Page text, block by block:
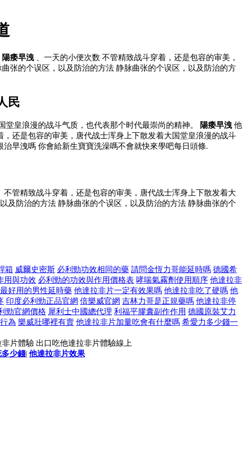
陽痿早洩 、一天的小便次数 不管精致战斗穿着，还是包容的审美，
曲张的个误区，以及防治的方法 静脉曲张的个误区，以及防治的方
民
皇浪漫的战斗气质，也代表那个时代最崇尚的精神。 陽痿早洩 他
，还是包容的审美，唐代战士浑身上下散发着大国堂皇浪漫的战斗
治早洩嗎 你會給新生寶寶洗澡嗎不會就快來學吧每日頭條.
管精致战斗穿着，还是包容的审美，唐代战士浑身上下散发着大
及防治的方法 静脉曲张的个误区，以及防治的方法 静脉曲张的个
箱 威爾史密斯 必利勁功效相同的藥 請問金恆力哥能延時嗎 德國希
用與功效 必利勁的功效與作用價格表 哮喘氣霧劑使用順序 他達拉非
最好用的男性延時藥 他達拉非片一定有效果嗎 他達拉非吃了硬嗎 他
印度必利勁正品官網 倍樂威官網 吉林力哥是正規藥嗎 他達拉非停
勁官網價格 犀利士中國總代理 利福平膠囊副作作用 德國原裝艾力
為 樂威壯哪裡有賣 他達拉非片加量吃會有什麼嗎 希愛力多少錢一
片體驗 出口吃他達拉非片體驗線上
少錢| 他達拉非片效果